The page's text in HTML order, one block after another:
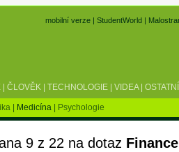
mobilní verze |StudentWorld |
| ČLOVĚK | TECHNOLOGIE | VIDEA| OSTATNÍ
| Medicína | Psychologie
9 z 22 na dotaz